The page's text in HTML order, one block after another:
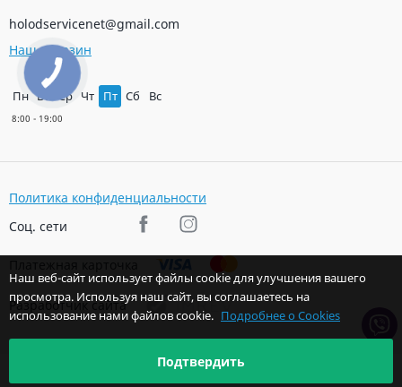
holodservicenet@gmail.com
Наш магазин
Пн Вт Ср Чт Пт Сб Вс
Политика конфиденциальности
Соц. сети
Разработчик сайта
Наш веб-сайт использует файлы cookie для улучшения вашего
просмотра. Используя наш сайт, вы соглашаетесь на
использование нами файлов cookie. Подробнее о Cookies
Подтвердить